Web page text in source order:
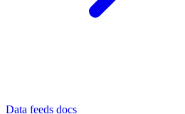
Data feeds docs